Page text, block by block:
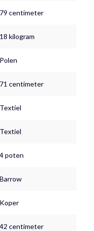
79 centimeter
18 kilogram
Polen
71 centimeter
Textiel
Textiel
4 poten
Barrow
Koper
42 centimeter